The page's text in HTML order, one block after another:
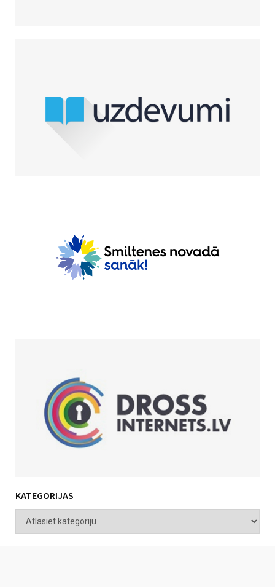
KATEGORIJAS